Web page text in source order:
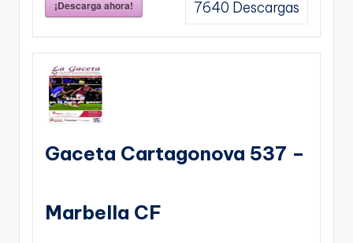
¡Descarga ahora! 7640 Descargas
Gaceta Cartagonova 537 –
Marbella CF